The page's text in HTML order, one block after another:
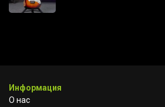
Информация
О нас